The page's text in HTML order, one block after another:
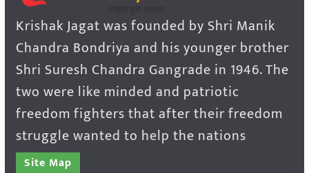
Krishak Jagat was founded by Shri Manik
Chandra Bondriya and his younger brother
Shri Suresh Chandra Gangrade in 1946. The
two were like minded and patriotic
freedom fighters that after their freedom
struggle wanted to help the nations
Site Map